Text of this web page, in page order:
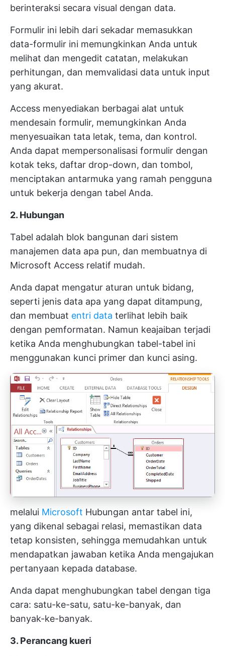
berinteraksi secara visual dengan data.
Formulir ini lebih dari sekadar memasukkan
data-formulir ini memungkinkan Anda untuk
melihat dan mengedit catatan, melakukan
perhitungan, dan memvalidasi data untuk input
yang akurat.
Access menyediakan berbagai alat untuk
mendesain formulir, memungkinkan Anda
menyesuaikan tata letak, tema, dan kontrol.
Anda dapat mempersonalisasi formulir dengan
kotak teks, daftar drop-down, dan tombol,
menciptakan antarmuka yang ramah pengguna
untuk bekerja dengan tabel Anda.
2. Hubungan
Tabel adalah blok bangunan dari sistem
manajemen data apa pun, dan membuatnya di
Microsoft Access relatif mudah.
Anda dapat mengatur aturan untuk bidang,
seperti jenis data apa yang dapat ditampung,
dan membuat entri data terlihat lebih baik
dengan pemformatan. Namun keajaiban terjadi
ketika Anda menghubungkan tabel-tabel ini
menggunakan kunci primer dan kunci asing.
melalui Microsoft Hubungan antar tabel ini,
yang dikenal sebagai relasi, memastikan data
tetap konsisten, sehingga memudahkan untuk
mendapatkan jawaban ketika Anda mengajukan
pertanyaan kepada database.
Anda dapat menghubungkan tabel dengan tiga
cara: satu-ke-satu, satu-ke-banyak, dan
banyak-ke-banyak.
3. Perancang kueri